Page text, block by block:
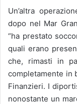
Un’altra
dopo nel Mar
“ha prestato
quali erano
che, rimasti in
completamente in
Finanzieri. I
nonostante un